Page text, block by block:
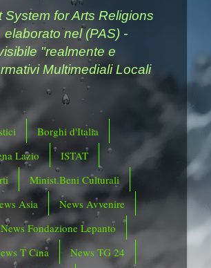
for Arts Religions
nel (PAS) -
"realmente e
Multimediali Locali
Borghi d'Italia
Lazio
ISTAT
Minist.Beni Culturali
Asia
News Avvenire
News Fondazione Lepanto
T Cina
News TG 24